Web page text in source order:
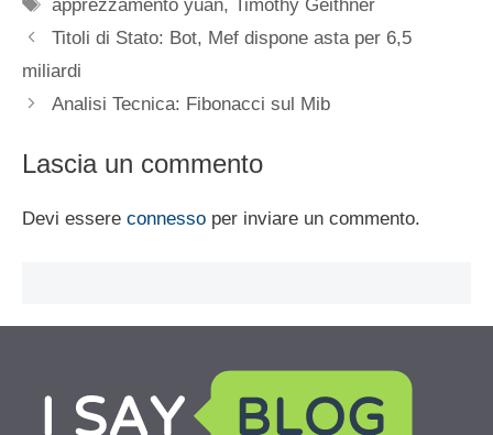
apprezzamento yuan,Timothy Geithner
Titoli di Stato: Bot, Mef dispone asta per 6,5
miliardi
Analisi Tecnica: Fibonacci sul Mib
Lascia un commento
Devi essere connesso per inviare un commento.